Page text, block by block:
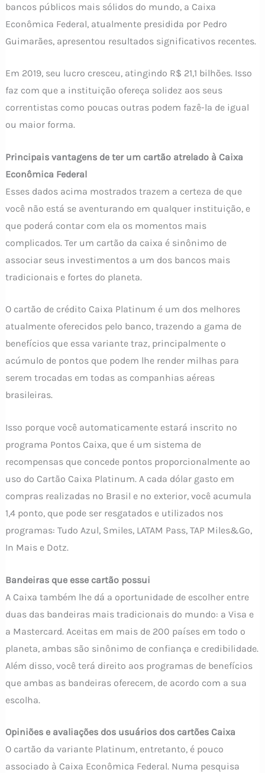
bancos públicos mais sólidos do mundo, a Caixa
Econômica Federal, atualmente presidida por Pedro
Guimarães, apresentou resultados significativos recentes.
Em 2019, seu lucro cresceu, atingindo R$ 21,1 bilhões. Isso
faz com que a instituição ofereça solidez aos seus
correntistas como poucas outras podem fazê-la de igual
ou maior forma.
Principais vantagens de ter um cartão atrelado à Caixa
Econômica Federal
Esses dados acima mostrados trazem a certeza de que
você não está se aventurando em qualquer instituição, e
que poderá contar com ela os momentos mais
complicados. Ter um cartão da caixa é sinônimo de
associar seus investimentos a um dos bancos mais
tradicionais e fortes do planeta.
O cartão de crédito Caixa Platinum é um dos melhores
atualmente oferecidos pelo banco, trazendo a gama de
benefícios que essa variante traz, principalmente o
acúmulo de pontos que podem lhe render milhas para
serem trocadas em todas as companhias aéreas
brasileiras.
Isso porque você automaticamente estará inscrito no
programa Pontos Caixa, que é um sistema de
recompensas que concede pontos proporcionalmente ao
uso do Cartão Caixa Platinum. A cada dólar gasto em
compras realizadas no Brasil e no exterior, você acumula
1,4 ponto, que pode ser resgatados e utilizados nos
programas: Tudo Azul, Smiles, LATAM Pass, TAP Miles&Go,
In Mais e Dotz.
Bandeiras que esse cartão possui
A Caixa também lhe dá a oportunidade de escolher entre
duas das bandeiras mais tradicionais do mundo: a Visa e
a Mastercard. Aceitas em mais de 200 países em todo o
planeta, ambas são sinônimo de confiança e credibilidade.
Além disso, você terá direito aos programas de benefícios
que ambas as bandeiras oferecem, de acordo com a sua
escolha.
Opiniões e avaliações dos usuários dos cartões Caixa
O cartão da variante Platinum, entretanto, é pouco
associado à Caixa Econômica Federal. Numa pesquisa